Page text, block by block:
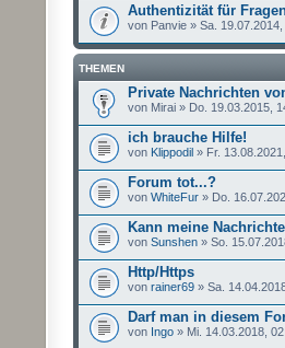
Authentizität für
von Panvie » Sa.
THEMEN
Private Nachrichten
von Mirai » Do. 19.03.2015,
ich brauche Hilfe!
von Klippodil » Fr.
Forum tot...?
von WhiteFur » Do.
Kann meine
von Sunshen » So.
Http/Https
von rainer69 » Sa.
Darf man in diesem
von Ingo » Mi. 14.03.2018,